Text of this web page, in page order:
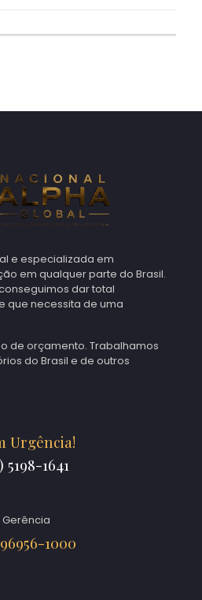
e especializada em
em qualquer parte do Brasil.
dar total
que necessita de uma
de orçamento. Trabalhamos
do Brasil e de outros
Urgência!
5198-1641
Gerência
1000